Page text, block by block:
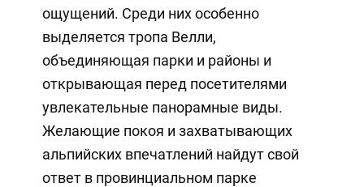
ощущений. Среди них особенно
выделяется тропа Велли,
объединяющая парки и районы и
открывающая перед посетителями
увлекательные панорамные виды.
Желающие покоя и захватывающих
альпийских впечатлений найдут свой
ответ в провинциальном парке